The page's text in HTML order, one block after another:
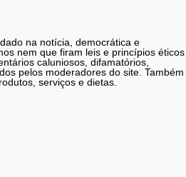
na notícia, democrática e
nem que firam leis e princípios
caluniosos, difamatórios,
pelos moderadores do site.
serviços e dietas.